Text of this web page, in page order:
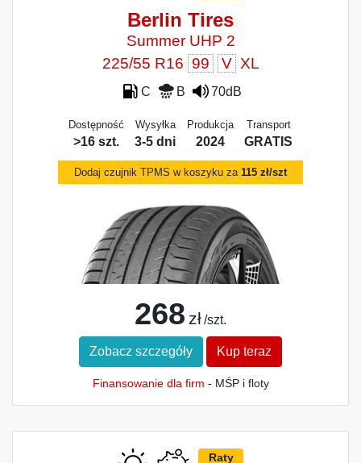
Berlin Tires
Summer UHP 2
225/55 R16 99 V XL
C B 70dB
Dostępność
>16 szt.
Wysyłka
3-5 dni
Produkcja
2024
Transport
GRATIS
Dodaj czujnik TPMS w koszyku za 115 zł/szt
268 zł /szt.
Zobacz szczegóły Kup teraz
Finansowanie dla firm - MŚP i floty
Raty